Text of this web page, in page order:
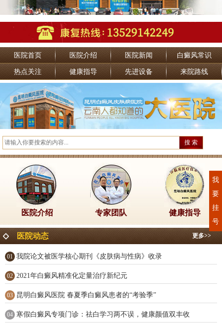
医院首页 医院介绍 医院新闻 白癜风常识
热点关注 健康指导 先进设备 来院路线
医院介绍 专家团队 健康指导
更多>>
医院动态
01 我院论文被医学核心期刊《皮肤病与性病》收录
02 2021年白癜风精准化定量治疗新纪元
03 昆明白癜风医院 春夏季白癜风患者的“考验季”
04 寒假白癜风专项门诊：祛白学习两不误，健康颜值双丰收
我
要
挂
号